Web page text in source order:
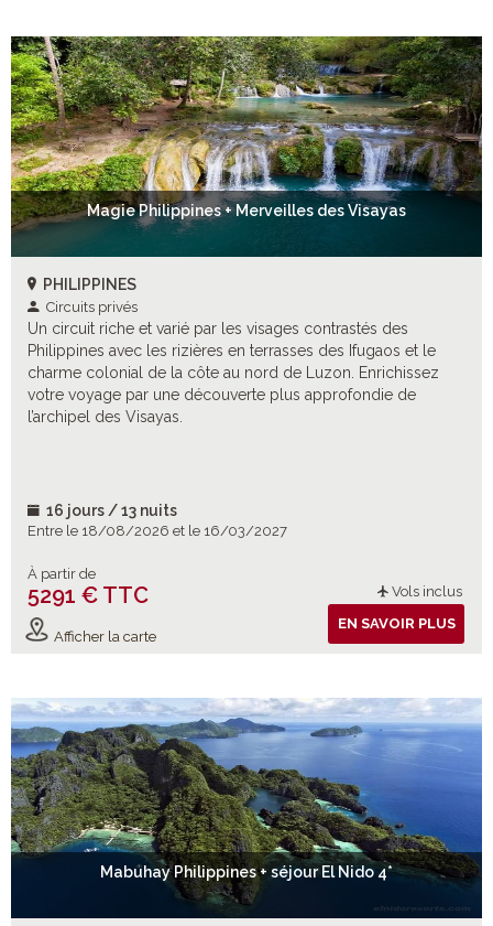
Magie Philippines + Merveilles des Visayas
PHILIPPINES
Circuits privés
Un circuit riche et varié par les visages contrastés des
Philippines avec les rizières en terrasses des Ifugaos et le
charme colonial de la côte au nord de Luzon. Enrichissez
votre voyage par une découverte plus approfondie de
l’archipel des Visayas.
16 jours / 13 nuits
Entre le 18/08/2026 et le 16/03/2027
À partir de
5291 € TTC Vols inclus
Afficher la carte
EN SAVOIR PLUS
Mabuhay Philippines + séjour El Nido 4*